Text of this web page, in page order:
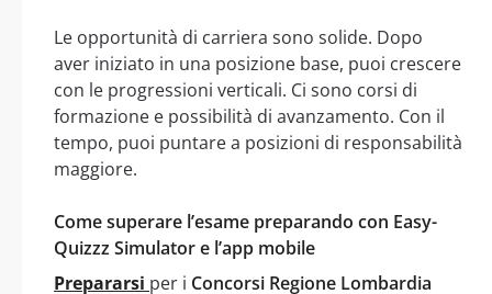
Le opportunità di carriera sono solide. Dopo
aver iniziato in una posizione base, puoi crescere
con le progressioni verticali. Ci sono corsi di
formazione e possibilità di avanzamento. Con il
tempo, puoi puntare a posizioni di responsabilità
maggiore.
Come superare l’esame preparando con Easy-
Quizzz Simulator e l’app mobile
Prepararsi per i Concorsi Regione Lombardia